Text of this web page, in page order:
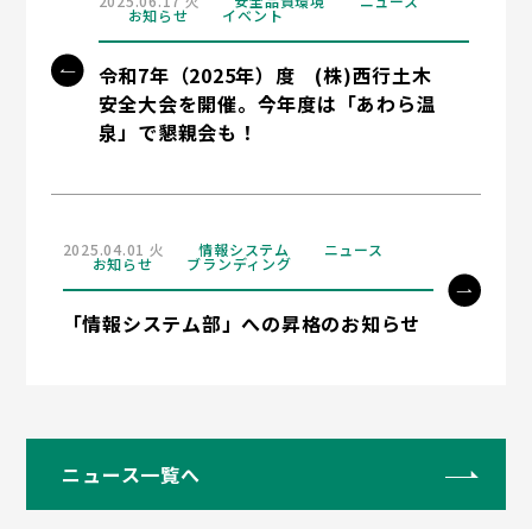
お知らせ イベント
令和7年（2025年）度 (株)西行土木
安全大会を開催。今年度は「あわら温
泉」で懇親会も！
2025.04.01 火 情報システム ニュース
お知らせ ブランディング
「情報システム部」への昇格のお知らせ
ニュース一覧へ